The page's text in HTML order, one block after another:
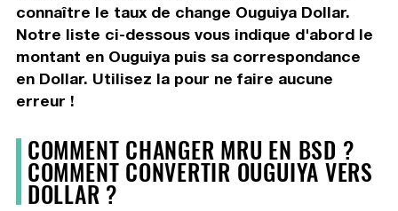
connaître le taux de change Ouguiya Dollar.
Notre liste ci-dessous vous indique d'abord le
montant en Ouguiya puis sa correspondance
en Dollar. Utilisez la pour ne faire aucune
erreur !
COMMENT CHANGER MRU EN BSD ?
COMMENT CONVERTIR OUGUIYA VERS
DOLLAR ?